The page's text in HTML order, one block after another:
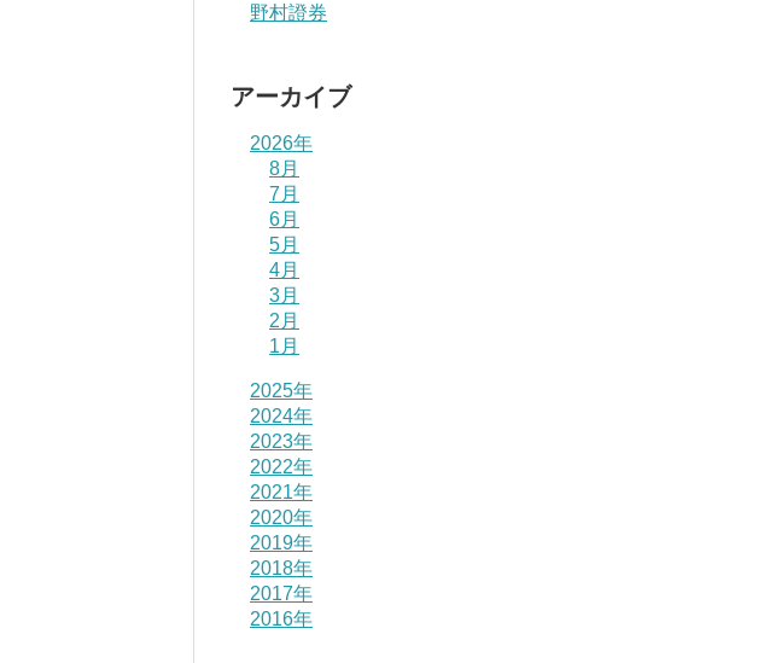
野村證券
アーカイブ
2026年
8月
7月
6月
5月
4月
3月
2月
1月
2025年
2024年
2023年
2022年
2021年
2020年
2019年
2018年
2017年
2016年